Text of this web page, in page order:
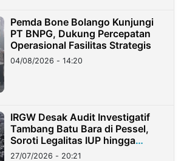
Pemda Bone Bolango Kunjungi
PT BNPG, Dukung Percepatan
Operasional Fasilitas Strategis
04/08/2026 - 14:20
IRGW Desak Audit Investigatif
Tambang Batu Bara di Pessel,
Soroti Legalitas IUP hingga
Stockpile
27/07/2026 - 20:21